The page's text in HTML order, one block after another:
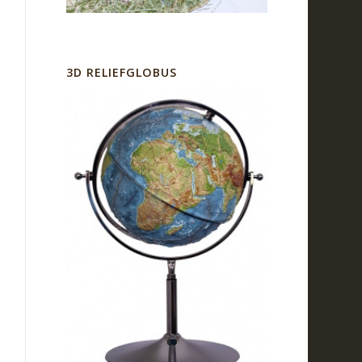
3D RELIEFGLOBUS